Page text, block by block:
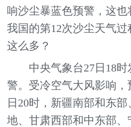
响沙尘暴蓝色预警，这
我国的第12次沙尘天气
这么多？
中央气象台27日18时
警。受冷空气大风影响，
日20时，新疆南部和东
地、甘肃西部和中东部、